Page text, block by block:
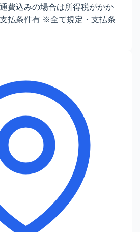
費込みの場合は所得税がかか
払条件有 ※全て規定・支払条